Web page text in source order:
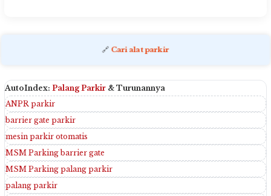
🔗 Cari alat parkir
AutoIndex: Palang Parkir & Turunannya
ANPR parkir
barrier gate parkir
mesin parkir otomatis
MSM Parking barrier gate
MSM Parking palang parkir
palang parkir